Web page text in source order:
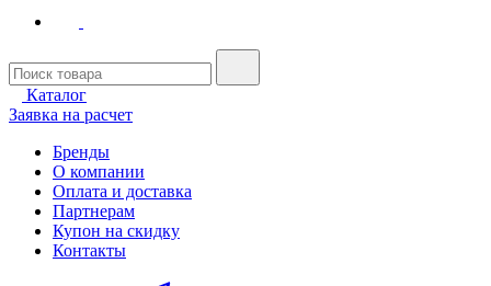
Каталог
Заявка на расчет
Бренды
О компании
Оплата и доставка
Партнерам
Купон на скидку
Контакты